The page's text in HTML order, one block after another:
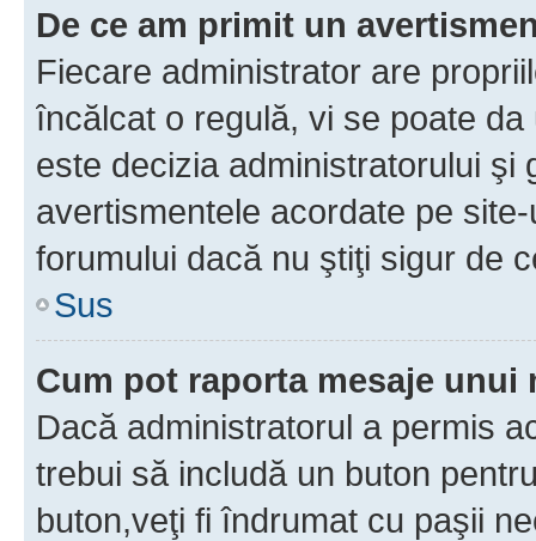
De ce am primit un
Fiecare administrator are
încălcat o regulă, vi se poate
este decizia administratorului şi
avertismentele acordate pe
forumului dacă nu ştiţi sigur de
Sus
Cum pot raporta mesaje unui
Dacă administratorul a permis
trebui să includă un buton
buton,veţi fi îndrumat cu paşii